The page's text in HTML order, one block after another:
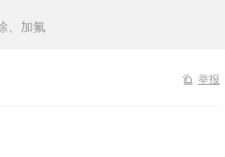
、加氟
举报